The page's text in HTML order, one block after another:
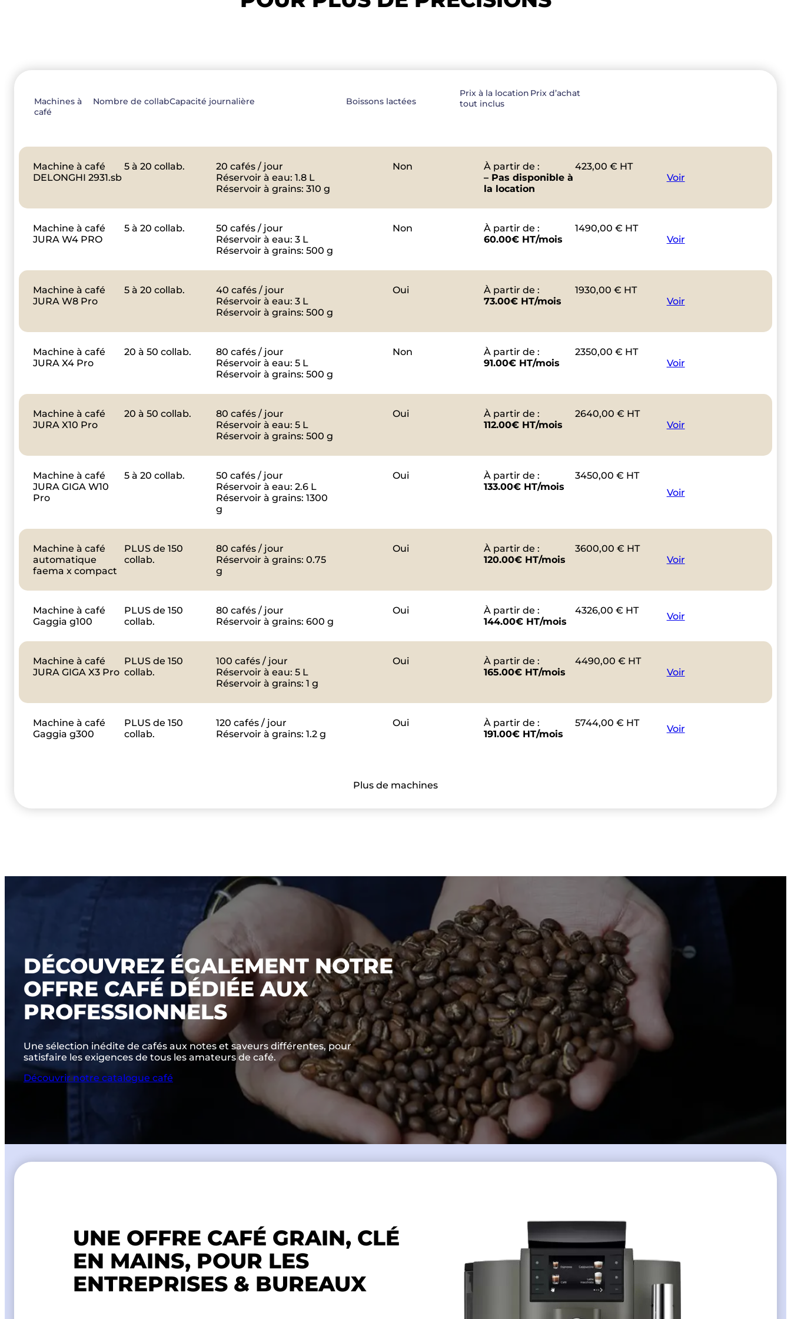
Machines à
café
Nombre de collabCapacité journalière Boissons lactées
Prix à la location
tout inclus
Prix d’achat
Machine à café
DELONGHI 2931.sb
5 à 20 collab.
20 cafés / jour
Réservoir à eau: 1.8 L
Réservoir à grains: 310 g
Non
À partir de :
– Pas disponible à
la location
423,00€ HT
Voir
Machine à café
JURA W4 PRO
5 à 20 collab.
50 cafés / jour
Réservoir à eau: 3 L
Réservoir à grains: 500 g
Non
À partir de :
60.00€ HT/mois
1490,00€ HT
Voir
Machine à café
JURA W8 Pro
5 à 20 collab.
40 cafés / jour
Réservoir à eau: 3 L
Réservoir à grains: 500 g
Oui
À partir de :
73.00€ HT/mois
1930,00€ HT
Voir
Machine à café
JURA X4 Pro
20 à 50 collab.
80 cafés / jour
Réservoir à eau: 5 L
Réservoir à grains: 500 g
Non
À partir de :
91.00€ HT/mois
2350,00€ HT
Voir
Machine à café
JURA X10 Pro
20 à 50 collab.
80 cafés / jour
Réservoir à eau: 5 L
Réservoir à grains: 500 g
Oui
À partir de :
112.00€ HT/mois
2640,00€ HT
Voir
Machine à café
JURA GIGA W10
Pro
5 à 20 collab.
50 cafés / jour
Réservoir à eau: 2.6 L
Réservoir à grains: 1300
g
Oui
À partir de :
133.00€ HT/mois
3450,00€ HT
Voir
Machine à café
automatique
faema x compact
PLUS de 150
collab.
80 cafés / jour
Réservoir à grains: 0.75
g
Oui
À partir de :
120.00€ HT/mois
3600,00€ HT
Voir
Machine à café
Gaggia g100
PLUS de 150
collab.
80 cafés / jour
Réservoir à grains: 600 g
Oui
À partir de :
144.00€ HT/mois
4326,00€ HT Voir
Machine à café
JURA GIGA X3 Pro
PLUS de 150
collab.
100 cafés / jour
Réservoir à eau: 5 L
Réservoir à grains: 1 g
Oui
À partir de :
165.00€ HT/mois
4490,00€ HT
Voir
Machine à café
Gaggia g300
PLUS de 150
collab.
120 cafés / jour
Réservoir à grains: 1.2 g
Oui
À partir de :
191.00€ HT/mois
5744,00€ HT Voir
Plus de machines
DÉCOUVREZ ÉGALEMENT NOTRE
OFFRE CAFÉ DÉDIÉE AUX
PROFESSIONNELS
Une sélection inédite de cafés aux notes et saveurs différentes, pour
satisfaire les exigences de tous les amateurs de café.
Découvrir notre catalogue café
UNE OFFRE CAFÉ GRAIN, CLÉ
EN MAINS, POUR LES
ENTREPRISES & BUREAUX